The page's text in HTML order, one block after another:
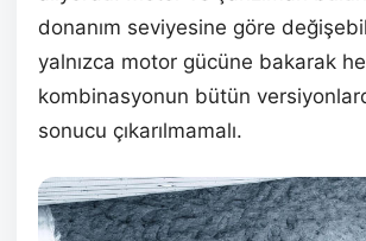
donanım seviyesine göre
yalnızca motor gücüne bakarak
kombinasyonun bütün
sonucu çıkarılmamalı.